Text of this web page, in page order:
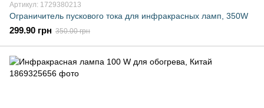
Артикул: 1729380213
Ограничитель пускового тока для инфракрасных ламп, 350W
299.90 грн 350.00 грн